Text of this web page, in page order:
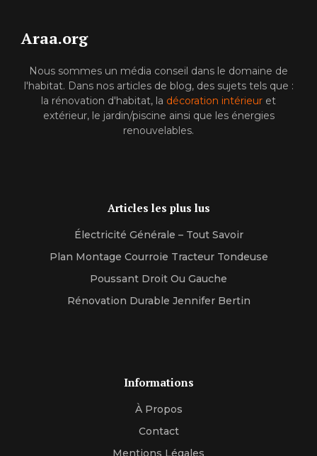
Araa.org
Nous sommes un média conseil dans le domaine de
l'habitat. Dans nos articles de blog, des sujets tels que :
la rénovation d'habitat, la décoration intérieur et
extérieur, le jardin/piscine ainsi que les énergies
renouvelables.
Articles les plus lus
Électricité Générale – Tout Savoir
Plan Montage Courroie Tracteur Tondeuse
Poussant Droit Ou Gauche
Rénovation Durable Jennifer Bertin
Informations
À Propos
Contact
Mentions Légales